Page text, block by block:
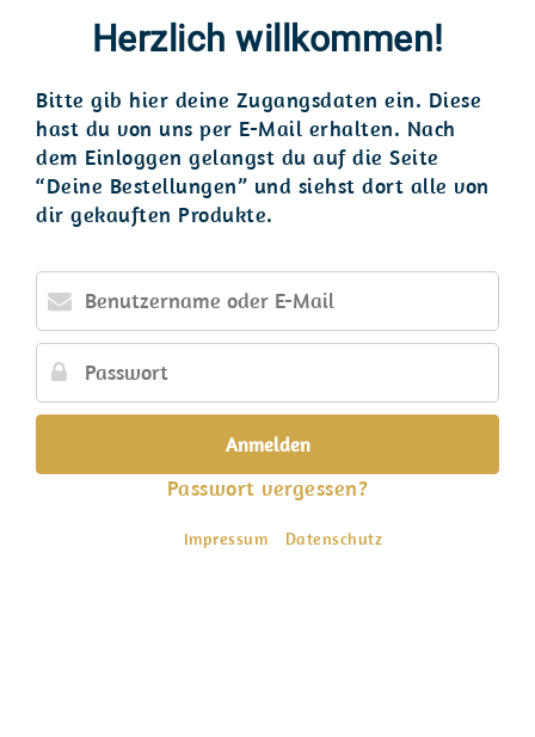
Herzlich willkommen!
Bitte gib hier deine Zugangsdaten ein. Diese
hast du von uns per E-Mail erhalten. Nach
dem Einloggen gelangst du auf die Seite
“Deine Bestellungen” und siehst dort alle von
dir gekauften Produkte.
Benutzername
oder
E-
Mail
Passwort
Passwort vergessen?
Impressum Datenschutz